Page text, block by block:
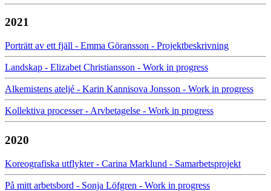
2021
Porträtt av ett fjäll - Emma Göransson - Projektbeskrivning
Landskap - Elizabet Christiansson - Work in progress
Alkemistens ateljé - Karin Kannisova Jonsson - Work in progress
Kollektiva processer - Arvbetagelse - Work in progress
2020
Koreografiska utflykter - Carina Marklund - Samarbetsprojekt
På mitt arbetsbord - Sonja Löfgren - Work in progress